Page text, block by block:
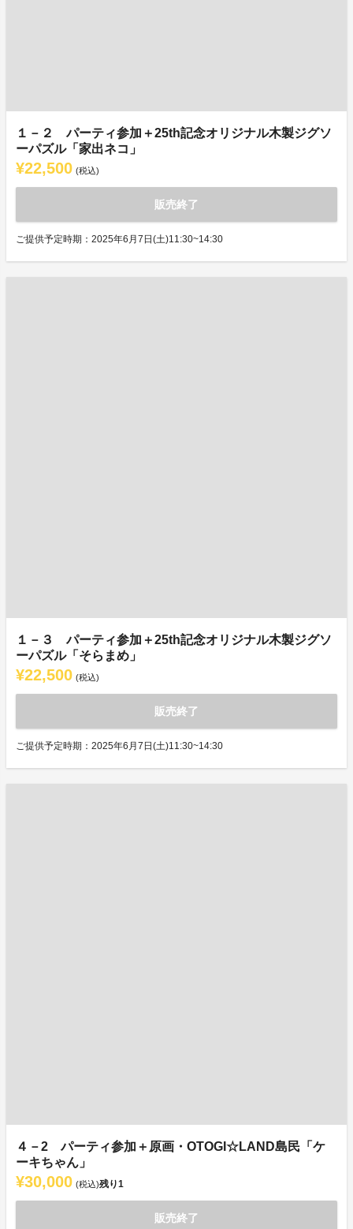
１－２ パーティ参加＋25th記念オリジナル木製ジグソ
ーパズル「家出ネコ」
¥22,500 (税込)
販売終了
ご提供予定時期：2025年6月7日(土)11:30~14:30
１－３ パーティ参加＋25th記念オリジナル木製ジグソ
ーパズル「そらまめ」
¥22,500 (税込)
販売終了
ご提供予定時期：2025年6月7日(土)11:30~14:30
４－2 パーティ参加＋原画・OTOGI☆LAND島民「ケ
ーキちゃん」
¥30,000 (税込)残り1
販売終了